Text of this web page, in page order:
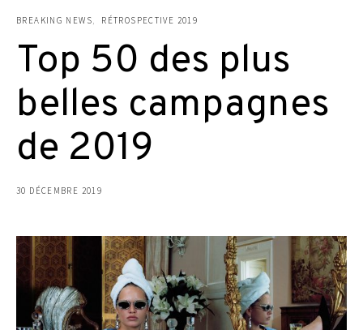
BREAKING NEWS RÉTROSPECTIVE 2019
Top 50 des plus
belles campagnes
de 2019
30 DÉCEMBRE 2019